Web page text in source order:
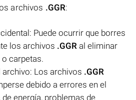
archivos .GGR:
Puede ocurrir que borres
los archivos .GGR al eliminar
carpetas.
archivo: Los archivos .GGR
debido a errores en el
energía, problemas de